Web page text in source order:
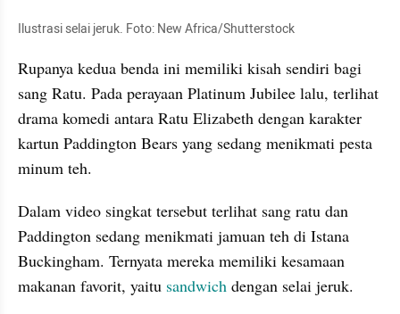
Ilustrasi selai jeruk. Foto: New Africa/Shutterstock
Rupanya kedua benda ini memiliki kisah sendiri bagi
sang Ratu. Pada perayaan Platinum Jubilee lalu, terlihat
drama komedi antara Ratu Elizabeth dengan karakter
kartun Paddington Bears yang sedang menikmati pesta
minum teh.
Dalam video singkat tersebut terlihat sang ratu dan
Paddington sedang menikmati jamuan teh di Istana
Buckingham. Ternyata mereka memiliki kesamaan
makanan favorit, yaitu sandwich dengan selai jeruk.